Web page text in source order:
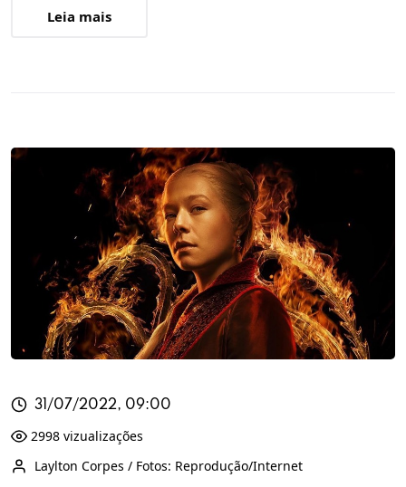
Leia mais
31/07/2022, 09:00
2998 vizualizações
Laylton Corpes / Fotos: Reprodução/Internet